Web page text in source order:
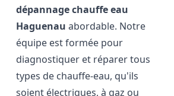
dépannage chauffe eau
Haguenau abordable. Notre
équipe est formée pour
diagnostiquer et réparer tous
types de chauffe-eau, qu'ils
soient électriques, à gaz ou